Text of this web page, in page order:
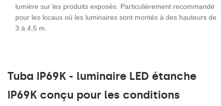
lumière sur les produits exposés. Particulièrement recommandé
pour les locaux où les luminaires sont montés à des hauteurs de
3 à 4,5 m.
Tuba IP69K - luminaire LED étanche
IP69K conçu pour les conditions